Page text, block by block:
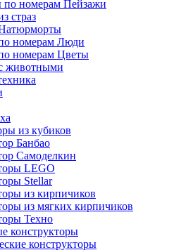
номерам Пейзажи
страз
номерам Люди
номерам Цветы
животными
из кубиков
Банбао
Самоделкин
LEGO
Stellar
из кирпичиков
из мягких кирпичиков
Техно
конструкторы
конструкторы